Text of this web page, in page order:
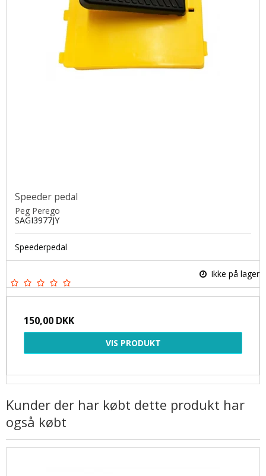
Speeder pedal
Peg Perego
SAGI3977JY
Speederpedal
Ikke på lager
150,00 DKK
VIS PRODUKT
Kunder der har købt dette produkt har
også købt